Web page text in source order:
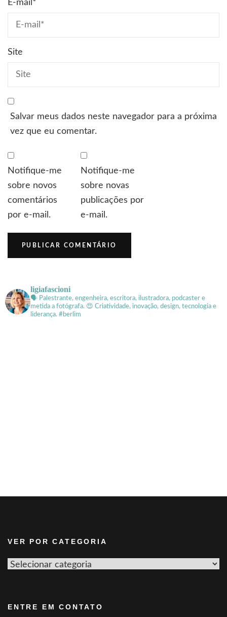
E-mail *
Site
Salvar meus dados neste navegador para a próxima
vez que eu comentar.
Notifique-me
sobre novos
comentários
por e-mail.
Notifique-me
sobre novas
publicações por
e-mail.
ligiafascioni
🗣 Palestrante, engenheira, escritora, ilustradora, podcaster e
metida a fotógrafa. 😍 Criatividade, inovação, design, tecnologia e
liderança. #berlim
VER POR CATEGORIA
Ver
ENTRE EM CONTATO